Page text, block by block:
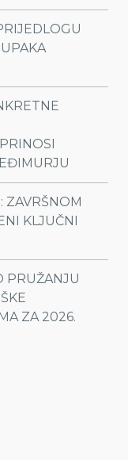
ZAVRŠNOM
KLJUČNI
PRUŽANJU
ZA 2026.